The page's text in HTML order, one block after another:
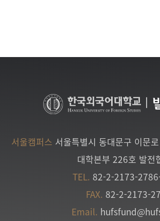
서울캠퍼스 서울특별시 동대문구 이문
대학본부 226호 발전
TEL. 82-2-2173-
FAX. 82-2-2173-
Email.